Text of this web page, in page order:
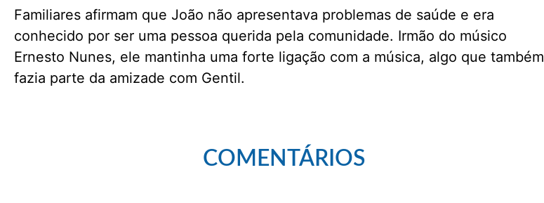
Familiares afirmam que João não apresentava problemas de saúde e era
conhecido por ser uma pessoa querida pela comunidade. Irmão do músico
Ernesto Nunes, ele mantinha uma forte ligação com a música, algo que também
fazia parte da amizade com Gentil.
COMENTÁRIOS